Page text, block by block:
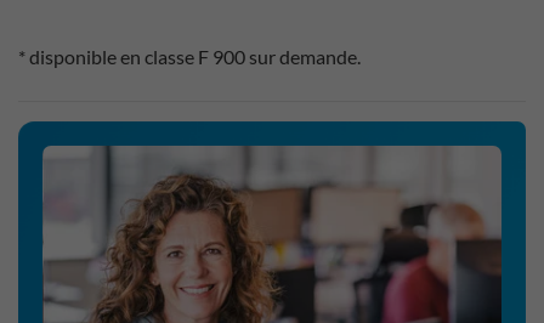
* disponible en classe F 900 sur demande.